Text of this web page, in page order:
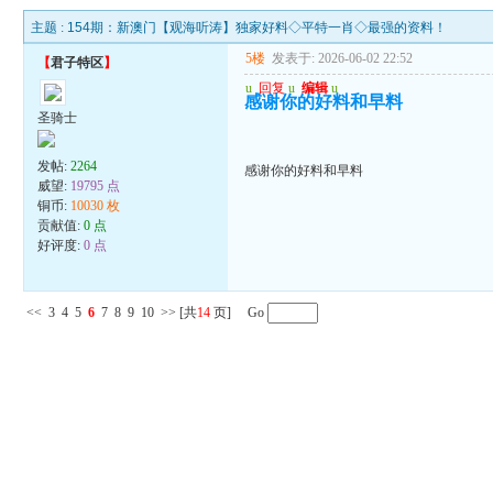
主题 : 154期：新澳门【观海听涛】独家好料◇平特一肖◇最强的资料！
【君子特区】
圣骑士
发帖:2264
威望: 19795 点
铜币: 10030 枚
贡献值:0 点
好评度:0 点
5楼 发表于: 2026-06-02 22:52
u 回复 u 编辑 u
感谢你的好料和早料
感谢你的好料和早料
<< 3 4 5 6 7 8 9 10 >> [共14 页] Go